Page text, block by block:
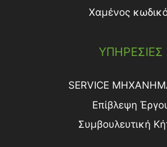
Χαμένος
ΥΠΗΡΕΣΙΕΣ
SERVICE
Επίβλεψη
Συμβουλευτική